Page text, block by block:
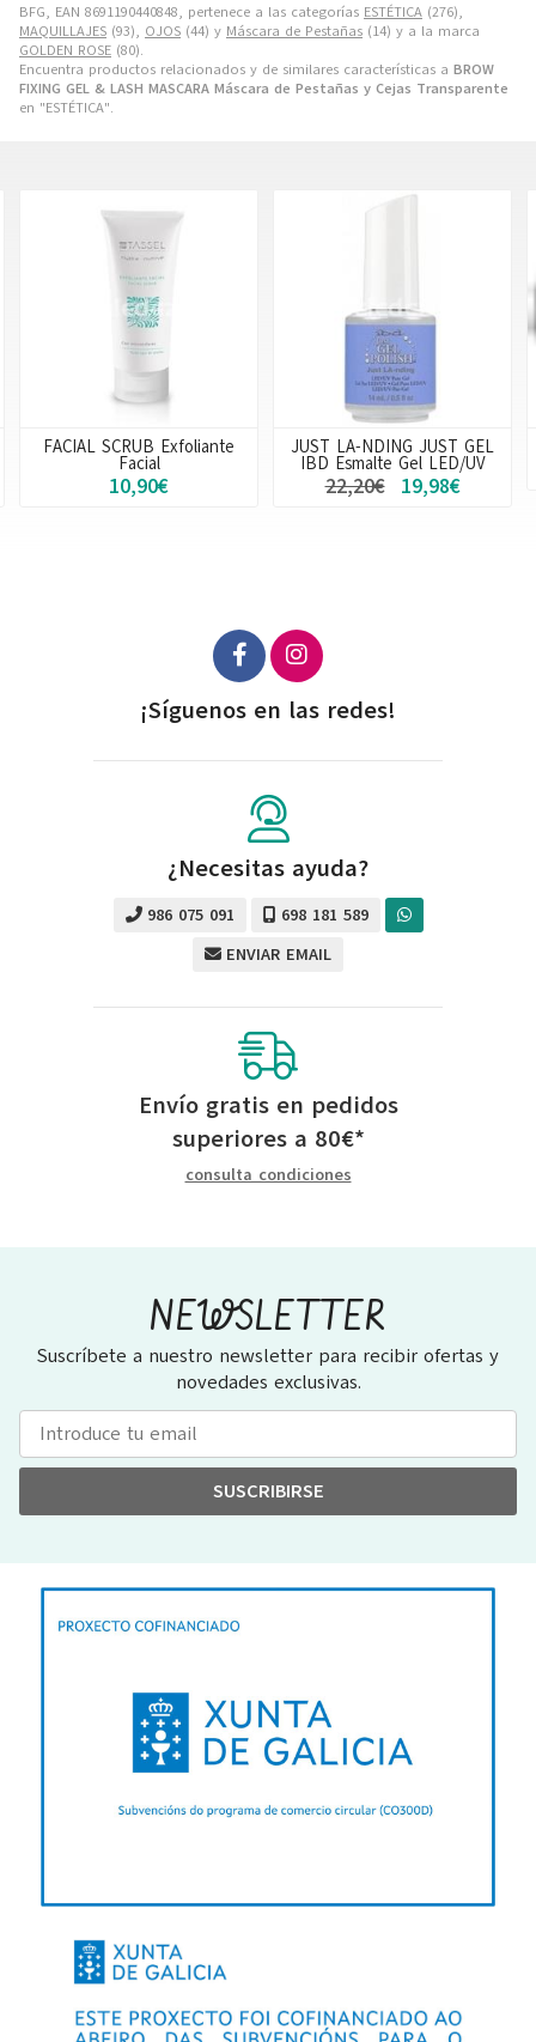
BFG, EAN 8691190440848, pertenece a las categorías ESTÉTICA (276),
MAQUILLAJES (93), OJOS (44) y Máscara de Pestañas (14) y a la marca
GOLDEN ROSE (80).
Encuentra productos relacionados y de similares características a BROW
FIXING GEL & LASH MASCARA Máscara de Pestañas y Cejas Transparente
en "ESTÉTICA".
JUST LA-NDING JUST GEL
IBD Esmalte Gel LED/UV
22,20€ 19,98€
KIT B DELUXE
24,50€
¡Síguenos en las redes!
¿Necesitas ayuda?
986 075 091
698 181 589
ENVIAR EMAIL
Envío gratis en pedidos
superiores a 80€*
consulta condiciones
NEWSLETTER
Suscríbete a nuestro newsletter para recibir ofertas y
novedades exclusivas.
SUSCRIBIRSE